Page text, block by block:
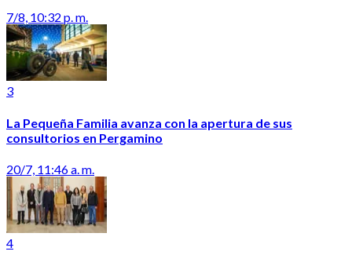
7/8, 10:32 p. m.
3
La Pequeña Familia avanza con la apertura de sus
consultorios en Pergamino
20/7, 11:46 a. m.
4